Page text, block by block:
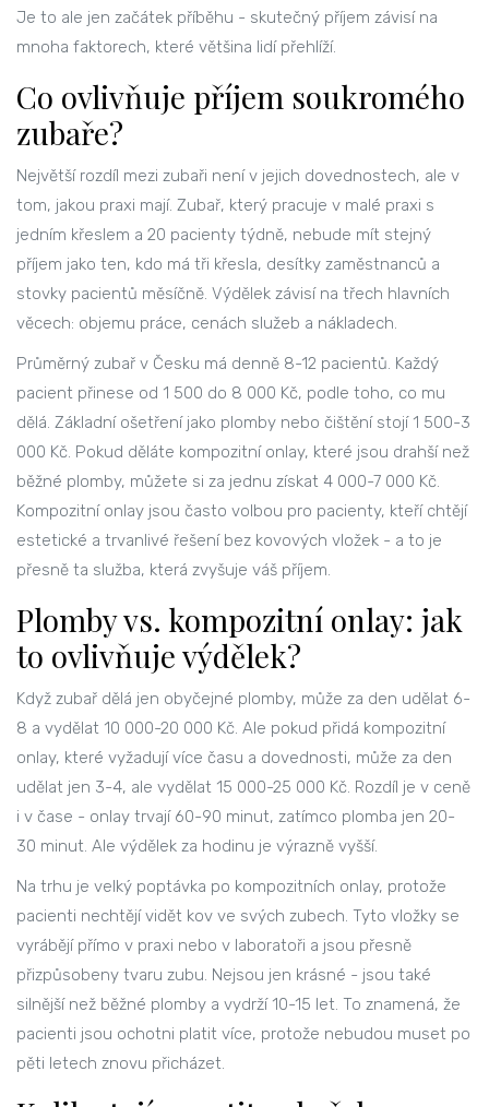
Je to ale jen začátek příběhu - skutečný příjem závisí na
mnoha faktorech, které většina lidí přehlíží.
Co ovlivňuje příjem soukromého
zubaře?
Největší rozdíl mezi zubaři není v jejich dovednostech, ale v
tom, jakou praxi mají. Zubař, který pracuje v malé praxi s
jedním křeslem a 20 pacienty týdně, nebude mít stejný
příjem jako ten, kdo má tři křesla, desítky zaměstnanců a
stovky pacientů měsíčně. Výdělek závisí na třech hlavních
věcech: objemu práce, cenách služeb a nákladech.
Průměrný zubař v Česku má denně 8-12 pacientů. Každý
pacient přinese od 1 500 do 8 000 Kč, podle toho, co mu
dělá. Základní ošetření jako plomby nebo čištění stojí 1 500-3
000 Kč. Pokud děláte kompozitní onlay, které jsou drahší než
běžné plomby, můžete si za jednu získat 4 000-7 000 Kč.
Kompozitní onlay jsou často volbou pro pacienty, kteří chtějí
estetické a trvanlivé řešení bez kovových vložek - a to je
přesně ta služba, která zvyšuje váš příjem.
Plomby vs. kompozitní onlay: jak
to ovlivňuje výdělek?
Když zubař dělá jen obyčejné plomby, může za den udělat 6-
8 a vydělat 10 000-20 000 Kč. Ale pokud přidá kompozitní
onlay, které vyžadují více času a dovednosti, může za den
udělat jen 3-4, ale vydělat 15 000-25 000 Kč. Rozdíl je v ceně
i v čase - onlay trvají 60-90 minut, zatímco plomba jen 20-
30 minut. Ale výdělek za hodinu je výrazně vyšší.
Na trhu je velký poptávka po kompozitních onlay, protože
pacienti nechtějí vidět kov ve svých zubech. Tyto vložky se
vyrábějí přímo v praxi nebo v laboratoři a jsou přesně
přizpůsobeny tvaru zubu. Nejsou jen krásné - jsou také
silnější než běžné plomby a vydrží 10-15 let. To znamená, že
pacienti jsou ochotni platit více, protože nebudou muset po
pěti letech znovu přicházet.